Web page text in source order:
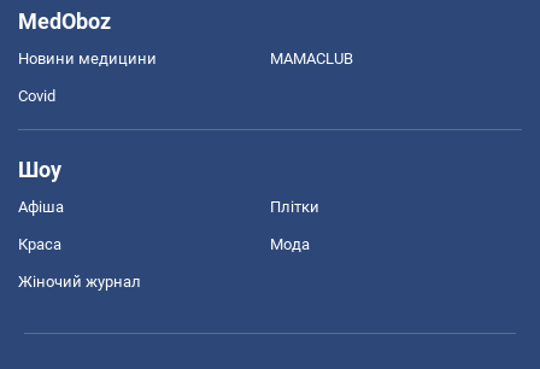
MedOboz
Новини медицини MAMACLUB
Covid
Шоу
Афіша Плітки
Краса Мода
Жіночий журнал